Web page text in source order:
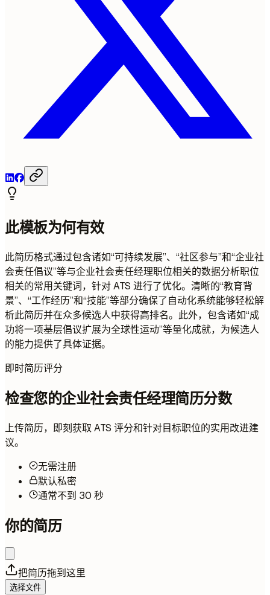
此模板为何有效
此简历格式通过包含诸如“可持续发展”、“社区参与”和“企业社
会责任倡议”等与企业社会责任经理职位相关的数据分析职位
相关的常用关键词，针对 ATS 进行了优化。清晰的“教育背
景”、“工作经历”和“技能”等部分确保了自动化系统能够轻松解
析此简历并在众多候选人中获得高排名。此外，包含诸如“成
功将一项基层倡议扩展为全球性运动”等量化成就，为候选人
的能力提供了具体证据。
即时简历评分
检查您的企业社会责任经理简历分数
上传简历，即刻获取 ATS 评分和针对目标职位的实用改进建
议。
无需注册
默认私密
通常不到 30 秒
你的简历
把简历拖到这里
选择文件